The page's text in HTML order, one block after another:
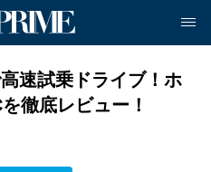
速試乗ドライブ！ホ
徹底レビュー！